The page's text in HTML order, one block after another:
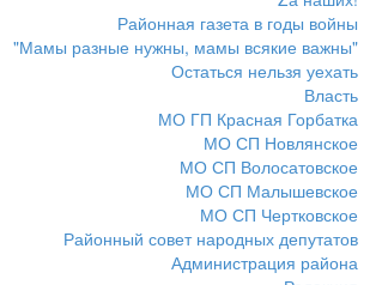
Районная газета в годы войны
"Мамы разные нужны, мамы всякие важны"
Остаться нельзя уехать
Власть
МО ГП Красная Горбатка
МО СП Новлянское
МО СП Волосатовское
МО СП Малышевское
МО СП Чертковское
Районный совет народных депутатов
Администрация района